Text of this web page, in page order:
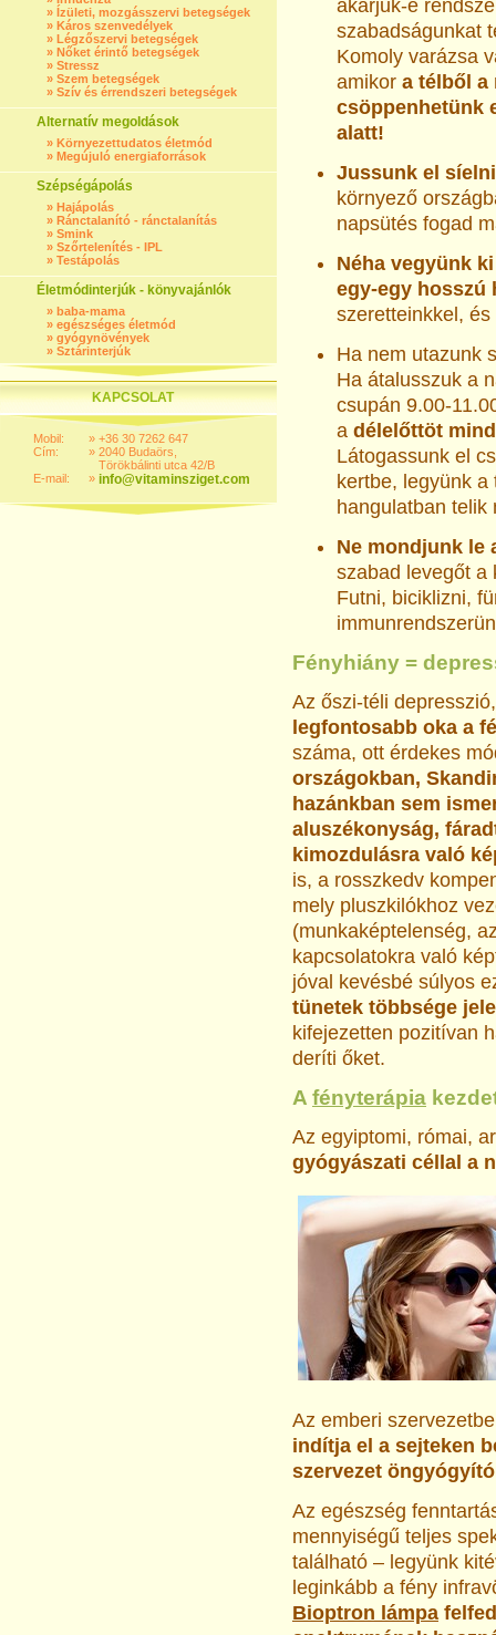
» Ízületi, mozgásszervi betegségek
» Káros szenvedélyek
» Légzőszervi betegségek
» Nőket érintő betegségek
» Stressz
» Szem betegségek
» Szív és érrendszeri betegségek
Alternatív megoldások
» Környezettudatos életmód
» Megújuló energiaforrások
Szépségápolás
» Hajápolás
» Ránctalanító - ránctalanítás
» Smink
» Szőrtelenítés - IPL
» Testápolás
Életmódinterjúk - könyvajánlók
» baba-mama
» egészséges életmód
» gyógynövények
» Sztárinterjúk
KAPCSOLAT
Mobil:
Cím:
E-mail:
»
»
»
+36 30 7262 647
2040 Budaörs,
Törökbálinti utca 42/B
info@vitaminsziget.com
akarjuk-e
szabadságunkat
Komoly varázsa
amikor a télből a
csöppenhetünk
alatt!
Jussunk el síelni
környező
napsütés fogad
Néha vegyünk
egy-egy hosszú
szeretteinkkel,
Ha nem utazunk
Ha átalusszuk a
csupán 9.00-
a délelőttöt
Látogassunk el
kertbe, legyünk
hangulatban telik
Ne mondjunk
szabad levegőt a
Futni, biciklizni,
Fényhiány =
Az őszi-téli depresszió,
legfontosabb oka a
száma, ott érdekes
országokban,
hazánkban sem
aluszékonyság,
kimozdulásra való
is, a rosszkedv
mely pluszkilókhoz
(munkaképtelenség,
kapcsolatokra való
jóval kevésbé súlyos
tünetek többsége
kifejezetten pozitívan
deríti őket.
A fényterápia
Az egyiptomi, római,
gyógyászati céllal a
Az emberi
indítja el a sejteken
szervezet
Az egészség
mennyiségű teljes
található – legyünk
leginkább a fény
Bioptron lámpa